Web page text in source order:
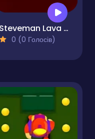
Steveman Lava World
0 (0 Голосів)